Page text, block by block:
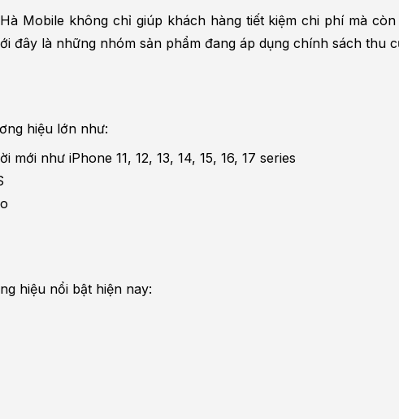
Mobile không chỉ giúp khách hàng tiết kiệm chi phí mà
đây là những nhóm sản phẩm đang áp dụng chính sách thu
hiệu lớn như:
như iPhone 11, 12, 13, 14, 15, 16, 17 series
hiệu nổi bật hiện nay: